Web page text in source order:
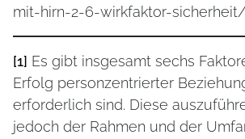
mit-hirn-2-6-wirkfaktor-sicherheit/
[1] Es gibt insgesamt sechs
Erfolg personzentrierter
erforderlich sind. Diese
jedoch der Rahmen und der